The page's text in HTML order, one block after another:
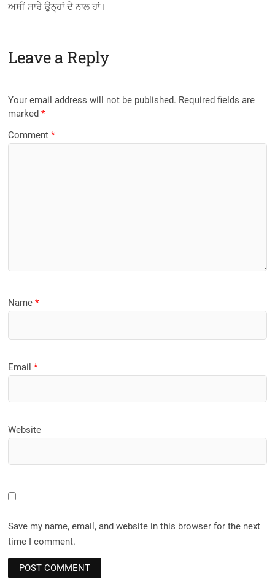
ਅਸੀਂ ਸਾਰੇ ਉਨ੍ਹਾਂ ਦੇ ਨਾਲ ਹਾਂ।
Leave a Reply
Your email address will not be published. Required fields are
marked*
Comment*
Name*
Email*
Website
Save my name, email, and website in this browser for the next
time I comment.